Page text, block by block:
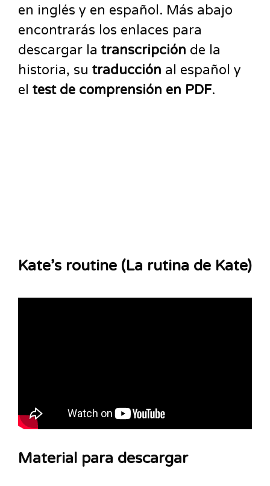
en inglés y en español. Más abajo
encontrarás los enlaces para
descargar la transcripción de la
historia, su traducción al español y
el test de comprensión en PDF.
Kate’s routine (La rutina de Kate)
Material para descargar